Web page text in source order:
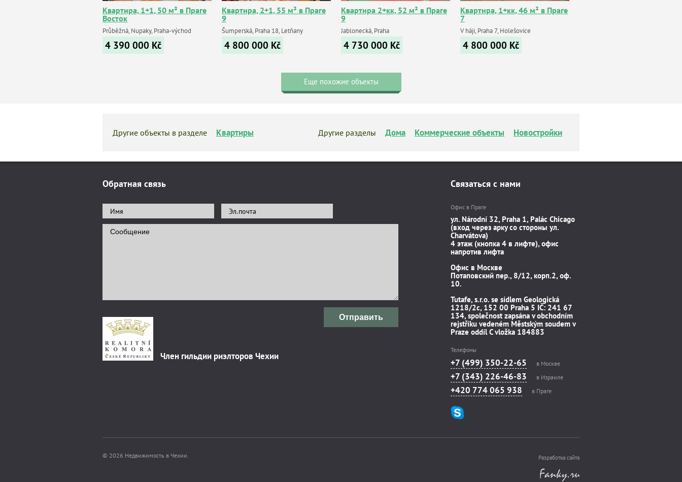
Квартира, 1+1, 50 м² в Праге
Восток
Průběžná, Nupaky, Praha-východ
4 390 000 Kč
Квартира, 2+1, 55 м² в Праге
9
Šumperská, Praha 18, Letňany
4 800 000 Kč
Квартира 2+кк, 52 м² в Праге
9
Jablonecká, Praha
4 730 000 Kč
Квартира, 1+кк, 46 м² в Праге
7
V háji, Praha 7, Holešovice
4 800 000 Kč
Еще похожие объекты
Другие объекты в разделе Квартиры Другие разделы Дома Коммерческие объекты Новостройки
Обратная связь
Отправить
Член гильдии риэлторов Чехии
Связаться с нами
Офис в Праге
ул. Národní 32, Praha 1, Palác Chicago
(вход через арку со стороны ул.
Charvátova)
4 этаж (кнопка 4 в лифте), офис
напротив лифта
Офис в Москве
Потаповский пер., 8/12, корп.2, оф.
10.
Tutafe, s.r.o. se sídlem Geologická
1218/2c, 152 00 Praha 5 IČ: 241 67
134, společnost zapsána v obchodním
rejstříku vedeném Městským soudem v
Praze oddíl C vložka 184883
Телефоны
+7 (499) 350-22-65 в Москве
+7 (343) 226-46-83 в Израиле
+420 774 065 938 в Праге
© 2026 Недвижимость в Чехии. Разработка сайта